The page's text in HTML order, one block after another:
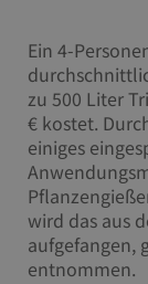
Ein 4-
zu 500 Liter
€ kostet.
einiges
wird das aus
aufgefangen,
entnommen.